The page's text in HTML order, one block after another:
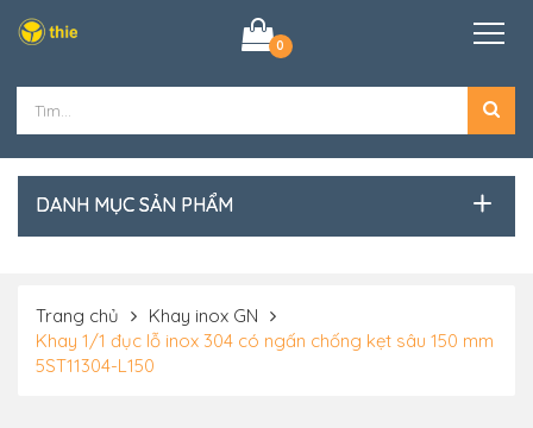
0
DANH MỤC SẢN PHẨM
Trang chủ
Khay inox GN
Khay 1/1 đục lỗ inox 304 có ngấn chống kẹt sâu 150 mm
5ST11304-L150